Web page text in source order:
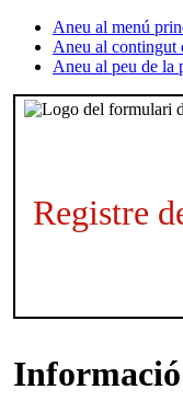
Aneu al menú
Aneu al contingut
Aneu al peu de la
Registre